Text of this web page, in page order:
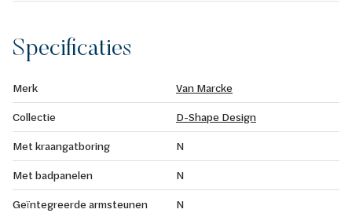
Specificaties
Merk
Van Marcke
Collectie
D-Shape Design
Met kraangatboring
N
Met badpanelen
N
Geïntegreerde armsteunen
N